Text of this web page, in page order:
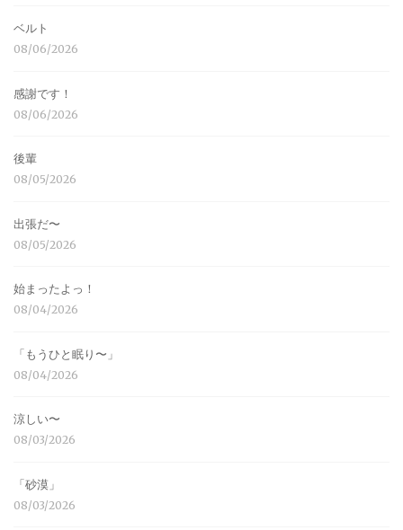
ベルト
08/06/2026
感謝です！
08/06/2026
後輩
08/05/2026
出張だ〜
08/05/2026
始まったよっ！
08/04/2026
「もうひと眠り〜」
08/04/2026
涼しい〜
08/03/2026
「砂漠」
08/03/2026